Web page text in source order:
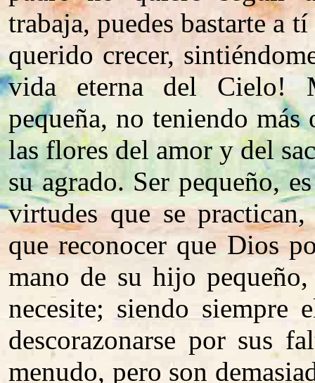
trabaja, puedes bastarte a
querido crecer,
vida eterna del Cielo!
pequeña, no teniendo
las flores del amor y del
su agrado. Ser pequeño,
virtudes que se
que reconocer que Dios
mano de su hijo
necesite; siendo
descorazonarse por sus
menudo, pero son